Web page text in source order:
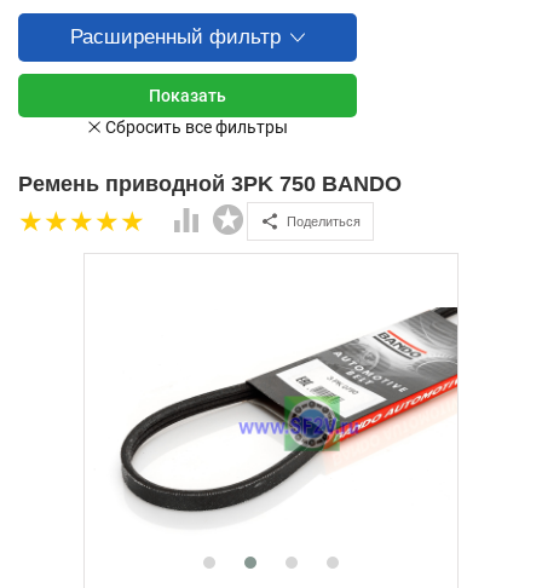
Расширенный фильтр
Ремень приводной 3PK 750 BANDO
Поделиться